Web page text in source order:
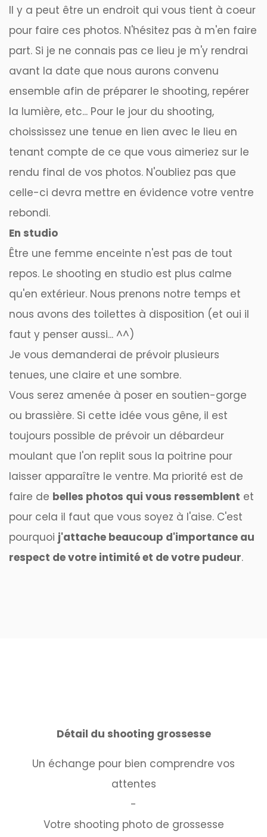
Il y a peut être un endroit qui vous tient à coeur
pour faire ces photos. N'hésitez pas à m'en faire
part. Si je ne connais pas ce lieu je m'y rendrai
avant la date que nous aurons convenu
ensemble afin de préparer le shooting, repérer
la lumière, etc... Pour le jour du shooting,
choississez une tenue en lien avec le lieu en
tenant compte de ce que vous aimeriez sur le
rendu final de vos photos. N'oubliez pas que
celle-ci devra mettre en évidence votre ventre
rebondi.
En studio
Être une femme enceinte n'est pas de tout
repos. Le shooting en studio est plus calme
qu'en extérieur. Nous prenons notre temps et
nous avons des toilettes à disposition (et oui il
faut y penser aussi... ^^)
Je vous demanderai de prévoir plusieurs
tenues, une claire et une sombre.
Vous serez amenée à poser en soutien-gorge
ou brassière. Si cette idée vous gêne, il est
toujours possible de prévoir un débardeur
moulant que l'on replit sous la poitrine pour
laisser apparaître le ventre. Ma priorité est de
faire de belles photos qui vous ressemblent et
pour cela il faut que vous soyez à l'aise. C'est
pourquoi j'attache beaucoup d'importance au
respect de votre intimité et de votre pudeur.
Détail du shooting grossesse
Un échange pour bien comprendre vos
attentes
-
Votre shooting photo de grossesse